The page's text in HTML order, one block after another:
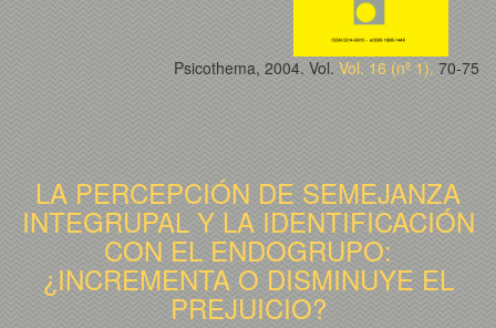
Psicothema, 2004. Vol. Vol. 16 (nº 1). 70-75
LA PERCEPCIÓN DE SEMEJANZA
INTEGRUPAL Y LA IDENTIFICACIÓN
CON EL ENDOGRUPO:
¿INCREMENTA O DISMINUYE EL
PREJUICIO?